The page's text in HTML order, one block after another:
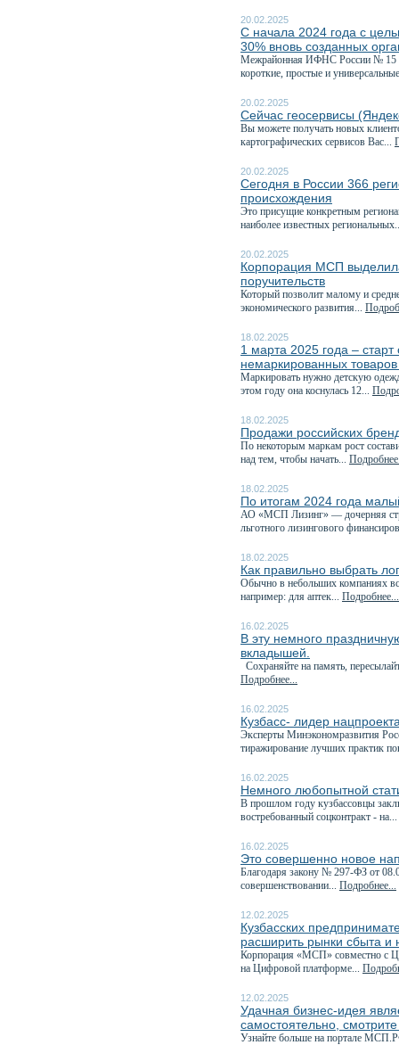
20.02.2025
С начала 2024 года с
30% вновь созданных
Межрайонная ИФНС России № 15
короткие, простые и
20.02.2025
Сейчас геосервисы
Вы можете получать новых
картографических сервисов Вас...
20.02.2025
Сегодня в России 366
происхождения
Это присущие конкретным
наиболее известных
20.02.2025
Корпорация МСП
поручительств
Который позволит малому и
экономического развития...
18.02.2025
1 марта 2025 года –
немаркированных
Маркировать нужно детскую
этом году она коснулась 12...
18.02.2025
Продажи российских
По некоторым маркам рост
над тем, чтобы начать...
18.02.2025
По итогам 2024 года
АО «МСП Лизинг» — дочерняя
льготного лизингового
18.02.2025
Как правильно выбрать
Обычно в небольших компаниях
например: для аптек... Подробнее...
16.02.2025
В эту немного
вкладышей.
Сохраняйте на память,
Подробнее...
16.02.2025
Кузбасс- лидер
Эксперты Минэкономразвития
тиражирование лучших практик
16.02.2025
Немного любопытной
В прошлом году кузбассовцы
востребованный соцконтракт - на...
16.02.2025
Это совершенно новое
Благодаря закону № 297-ФЗ от
совершенствовании... Подробнее...
12.02.2025
Кузбасских
расширить рынки сбыта и
Корпорация «МСП» совместно с
на Цифровой платформе...
12.02.2025
Удачная бизнес-идея
самостоятельно,
Узнайте больше на портале